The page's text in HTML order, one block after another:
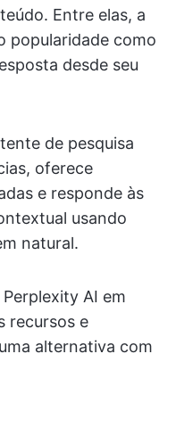
Entre elas, a
popularidade como
desde seu
de pesquisa
oferece
e responde às
usando
natural.
AI em
recursos e
alternativa com